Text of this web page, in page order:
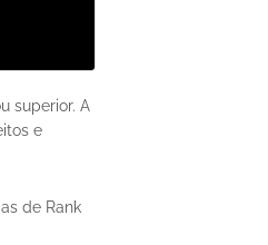
superior. A
e
de Rank